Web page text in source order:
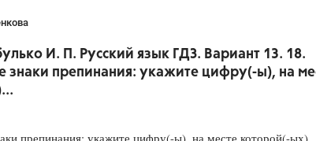
И. П. Русский язык ГДЗ. Вариант 13. 18.
знаки препинания: укажите цифру(-ы), на